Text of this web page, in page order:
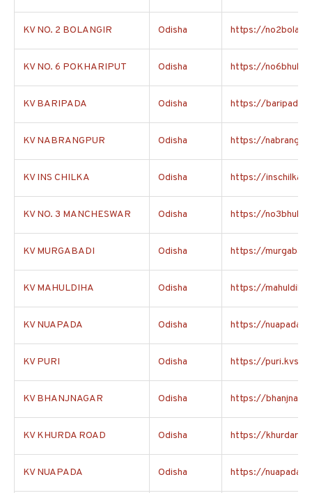
KV NO. 2 BOLANGIR Odisha https://
KV NO. 6 POKHARIPUT Odisha https://
KV BARIPADA Odisha https://
KV NABRANGPUR Odisha https://
KV INS CHILKA Odisha https://
KV NO. 3 MANCHESWAR Odisha https://
KV MURGABADI Odisha https://
KV MAHULDIHA Odisha https://
KV NUAPADA Odisha https://
KV PURI Odisha https://
KV BHANJNAGAR Odisha https://
KV KHURDA ROAD Odisha https://
KV NUAPADA Odisha https://